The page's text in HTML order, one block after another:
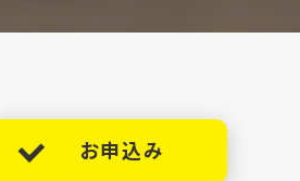
お申込み